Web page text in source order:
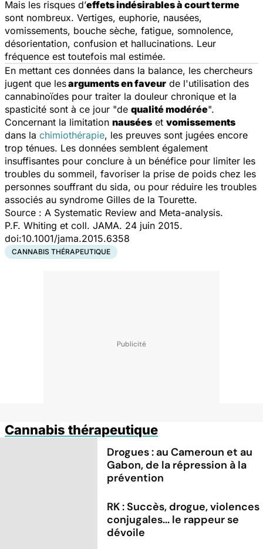
Mais les risques d’effets indésirables à court terme
sont nombreux. Vertiges, euphorie, nausées,
vomissements, bouche sèche, fatigue, somnolence,
désorientation, confusion et hallucinations. Leur
fréquence est toutefois mal estimée.
En mettant ces données dans la balance, les chercheurs
jugent que lesarguments en faveur de l'utilisation des
cannabinoïdes pour traiter la douleur chronique et la
spasticité sont à ce jour "de qualité modérée".
Concernant la limitation nausées et vomissements
dans la chimiothérapie, les preuves sont jugées encore
trop ténues. Les données semblent également
insuffisantes pour conclure à un bénéfice pour limiter les
troubles du sommeil, favoriser la prise de poids chez les
personnes souffrant du sida, ou pour réduire les troubles
associés au syndrome Gilles de la Tourette.
Source : A Systematic Review and Meta-analysis.
P.F. Whiting et coll. JAMA. 24 juin 2015.
doi:10.1001/jama.2015.6358
CANNABIS THÉRAPEUTIQUE
Cannabis thérapeutique
Drogues : au Cameroun et au
Gabon, de la répression à la
prévention
RK : Succès, drogue, violences
conjugales... le rappeur se
dévoile